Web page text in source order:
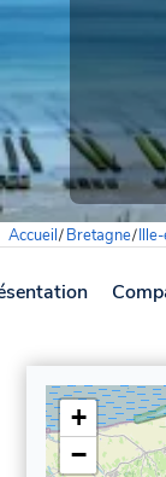
Accueil/Bretagne/
+
−